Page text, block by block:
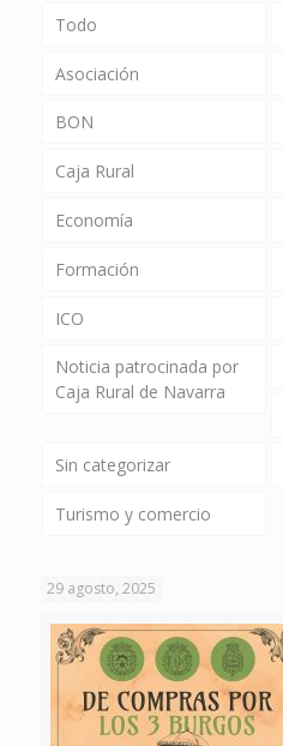
Todo
Asociación
BON
Caja Rural
Economía
Formación
ICO
Noticia patrocinada por
Caja Rural de Navarra
Sin categorizar
Turismo y comercio
29 agosto, 2025